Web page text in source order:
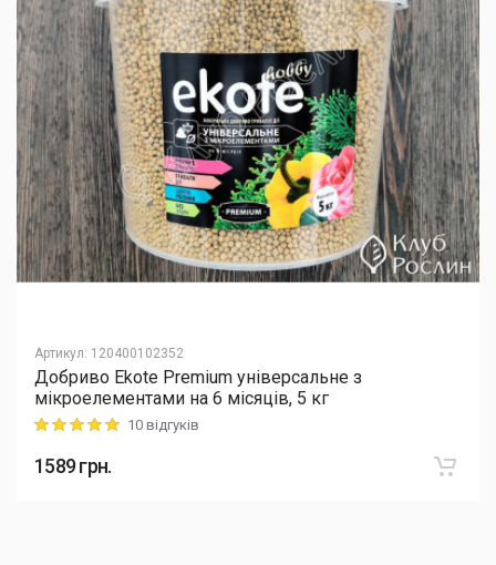
Артикул: 120400102352
Добриво Еkote Premium універсальне з
мікроелементами на 6 місяців, 5 кг
Rating: 5 out of 510 відгуків
1589грн.